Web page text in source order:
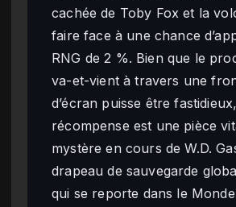
cachée de Toby Fox et la
faire face à une chance
RNG de 2 %. Bien que le
va-et-vient à travers une
d’écran puisse être
récompense est une pièce
mystère en cours de W.D.
drapeau de sauvegarde
qui se reporte dans le